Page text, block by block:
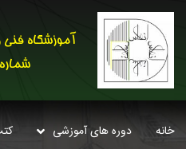
آموزشگاه فنی
شماره
خانه دوره های آموزشی